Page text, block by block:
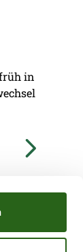
in